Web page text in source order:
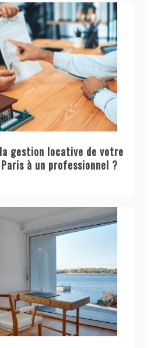
gestion locative de votre
à un professionnel ?